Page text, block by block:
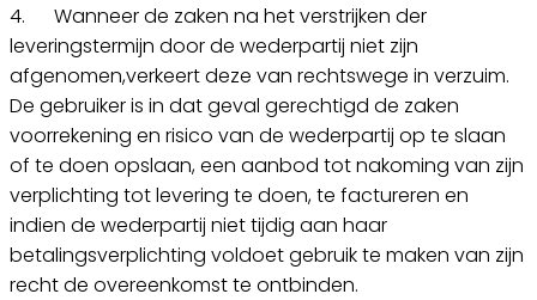
4. Wanneer de zaken na het verstrijken der
leveringstermijn door de wederpartij niet zijn
afgenomen,verkeert deze van rechtswege in verzuim.
De gebruiker is in dat geval gerechtigd de zaken
voorrekening en risico van de wederpartij op te slaan
of te doen opslaan, een aanbod tot nakoming van zijn
verplichting tot levering te doen, te factureren en
indien de wederpartij niet tijdig aan haar
betalingsverplichting voldoet gebruik te maken van zijn
recht de overeenkomst te ontbinden.